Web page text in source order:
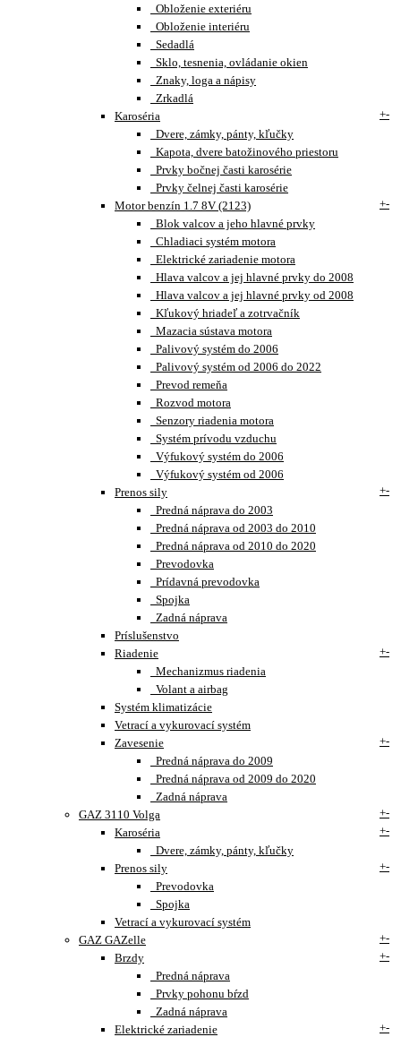
Obloženie exteriéru
Obloženie interiéru
Sedadlá
Sklo, tesnenia, ovládanie okien
Znaky, loga a nápisy
Zrkadlá
Karoséria
+-
Dvere, zámky, pánty, kľučky
Kapota, dvere batožinového priestoru
Prvky bočnej časti karosérie
Prvky čelnej časti karosérie
Motor benzín 1.7 8V (2123)
+-
Blok valcov a jeho hlavné prvky
Chladiaci systém motora
Elektrické zariadenie motora
Hlava valcov a jej hlavné prvky do 2008
Hlava valcov a jej hlavné prvky od 2008
Kľukový hriadeľ a zotrvačník
Mazacia sústava motora
Palivový systém do 2006
Palivový systém od 2006 do 2022
Prevod remeňa
Rozvod motora
Senzory riadenia motora
Systém prívodu vzduchu
Výfukový systém do 2006
Výfukový systém od 2006
Prenos sily
+-
Predná náprava do 2003
Predná náprava od 2003 do 2010
Predná náprava od 2010 do 2020
Prevodovka
Prídavná prevodovka
Spojka
Zadná náprava
Príslušenstvo
Riadenie
+-
Mechanizmus riadenia
Volant a airbag
Systém klimatizácie
Vetrací a vykurovací systém
Zavesenie
+-
Predná náprava do 2009
Predná náprava od 2009 do 2020
Zadná náprava
GAZ 3110 Volga
+-
Karoséria
+-
Dvere, zámky, pánty, kľučky
Prenos sily
+-
Prevodovka
Spojka
Vetrací a vykurovací systém
GAZ GAZelle
+-
Brzdy
+-
Predná náprava
Prvky pohonu bŕzd
Zadná náprava
Elektrické zariadenie
+-